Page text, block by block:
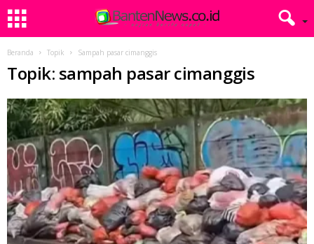
Beranda Topik Sampah pasar cimanggis
Topik: sampah pasar cimanggis